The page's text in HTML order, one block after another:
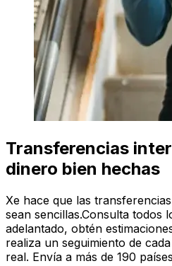
Transferencias
dinero bien hechas
Xe hace que las
sean sencillas.Consulta todos
adelantado, obtén
realiza un seguimiento de
real. Envía a más de 190